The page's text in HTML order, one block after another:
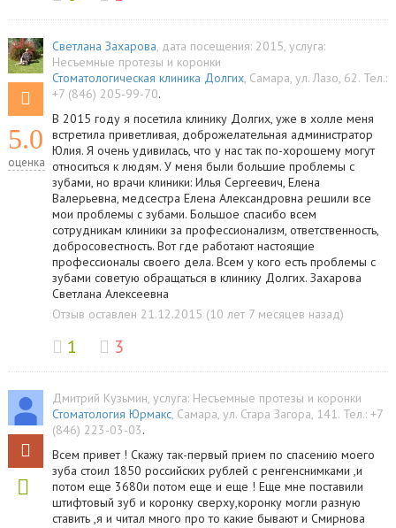
5.0
оценка
Светлана Захарова, дата посещения: 2015, услуга:
Несъемные протезы и коронки
Стоматологическая клиника Долгих, Самара, ул. Лазо, 62. Тел.:
+7 (846) 205-99-70.
В 2015 году я посетила клинику Долгих, уже в холле меня
встретила приветливая, доброжелательная администратор
Юлия. Я очень удивилась, что у нас так по-хорошему могут
относиться к людям. У меня были большие проблемы с
зубами, но врачи клиники: Илья Сергеевич, Елена
Валерьевна, медсестра Елена Александровна решили все
мои проблемы с зубами. Большое спасибо всем
сотрудникам клиники за профессионализм, ответственность,
добросовестность. Вот где работают настоящие
профессионалы своего дела. Всем у кого есть проблемы с
зубами советую обращаться в клинику Долгих. Захарова
Светлана Алексеевна
Отзыв оставлен 21.12.2015 (10 лет 7 месяцев назад)
1 3
Дмитрий Кузьмин, услуга: Несъемные протезы и коронки
Стоматология Юрмакс, Самара, ул. Стара Загора, 141. Тел.: +7
(846) 223-03-03.
Всем привет ! Скажу так-первый прием по спасению моего
зуба стоил 1850 российских рублей с ренгенснимками ,и
потом еще 3680и потом еще и еще ! Еще мне поставили
штифтовый зуб и коронку сверху,коронку могли разную
ставить ,я и читал много про то какие бывают и Смирнова